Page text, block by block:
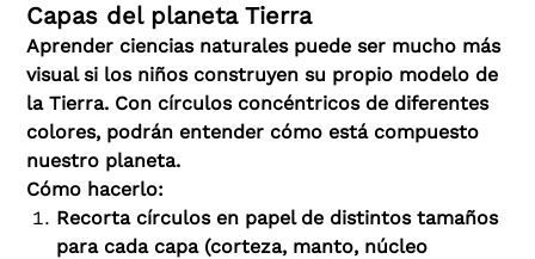
Capas del planeta Tierra
Aprender ciencias naturales puede ser mucho más
visual si los niños construyen su propio modelo de
la Tierra. Con círculos concéntricos de diferentes
colores, podrán entender cómo está compuesto
nuestro planeta.
Cómo hacerlo:
Recorta círculos en papel de distintos tamaños
para cada capa (corteza, manto, núcleo